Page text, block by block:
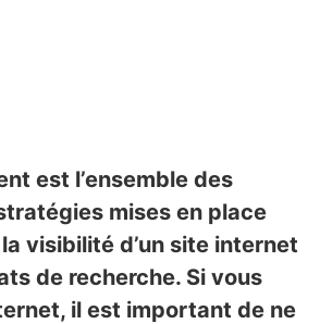
est l’ensemble des
mises en place
visibilité d’un site internet
de recherche. Si vous
il est important de ne